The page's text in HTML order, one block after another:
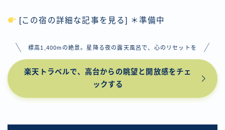
[この宿の詳細な記事を見る] ＊準備中
標高1,400mの絶景。星降る夜の露天風呂で、心のリセットを
楽天トラベルで、高台からの眺望と開放感をチェ
ックする